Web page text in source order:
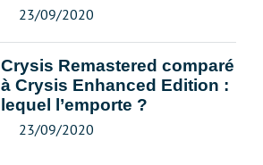
23/09/2020
Crysis Remastered comparé
à Crysis Enhanced Edition :
lequel l’emporte ?
23/09/2020